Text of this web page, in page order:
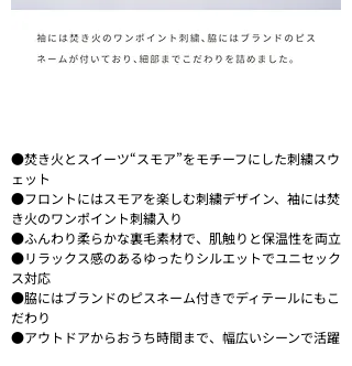
●焚き火とスイーツ“スモア”をモチーフにした刺繍スウ
ェット
●フロントにはスモアを楽しむ刺繍デザイン、袖には焚
き火のワンポイント刺繍入り
●ふんわり柔らかな裏毛素材で、肌触りと保温性を両立
●リラックス感のあるゆったりシルエットでユニセック
ス対応
●脇にはブランドのピスネーム付きでディテールにもこ
だわり
●アウトドアからおうち時間まで、幅広いシーンで活躍